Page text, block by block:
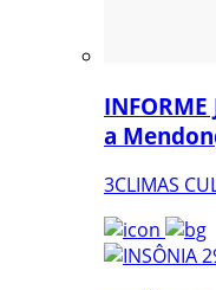
a
3CLIMAS